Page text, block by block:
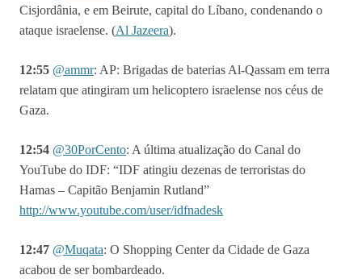
Cisjordânia, e em Beirute, capital do Líbano, condenando o
ataque israelense. (Al Jazeera).
12:55 @ammr: AP: Brigadas de baterias Al-Qassam em terra
relatam que atingiram um helicoptero israelense nos céus de
Gaza.
12:54 @30PorCento: A última atualização do Canal do
YouTube do IDF: “IDF atingiu dezenas de terroristas do
Hamas – Capitão Benjamin Rutland”
http://www.youtube.com/user/idfnadesk
12:47 @Muqata: O Shopping Center da Cidade de Gaza
acabou de ser bombardeado.